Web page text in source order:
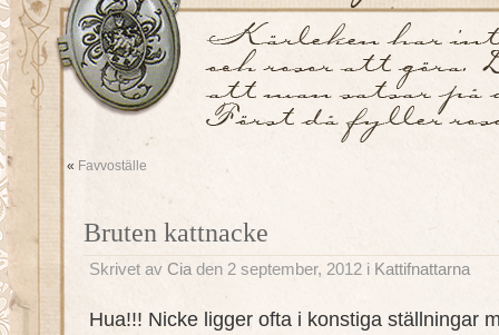
« Favvoställe
Bruten kattnacke
Skrivet av Cia den 2 september, 2012 i Kattifnattarna
Hua!!! Nicke ligger ofta i konstiga ställningar